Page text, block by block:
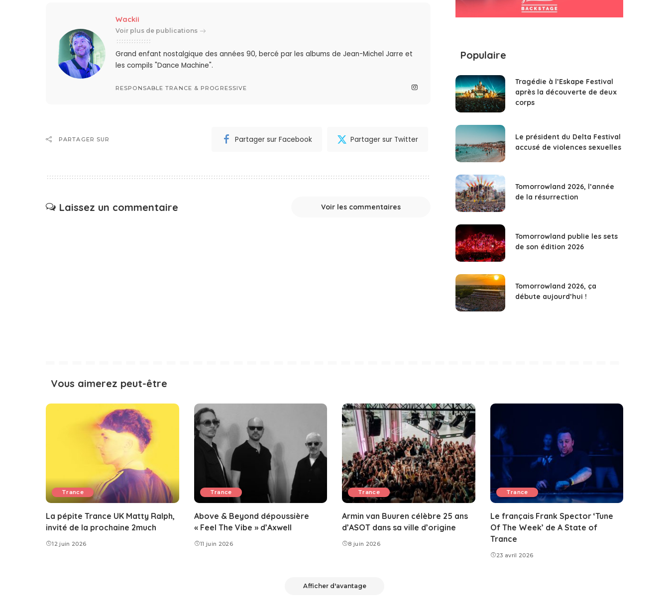
Wackii
Voir plus de publications
Grand enfant nostalgique des années 90, bercé par les albums de Jean-Michel Jarre et
les compils "Dance Machine".
RESPONSABLE TRANCE & PROGRESSIVE
PARTAGER SUR Partager sur Facebook Partager sur Twitter
Laissez un commentaire Voir les commentaires
Populaire
Tragédie à l’Eskape Festival
après la découverte de deux
corps
Le président du Delta Festival
accusé de violences sexuelles
Tomorrowland 2026, l’année
de la résurrection
Tomorrowland publie les sets
de son édition 2026
Tomorrowland 2026, ça
débute aujourd’hui !
Vous aimerez peut-être
Trance
La pépite Trance UK Matty Ralph,
invité de la prochaine 2much
12 juin 2026
Trance
Above & Beyond dépoussière
« Feel The Vibe » d’Axwell
11 juin 2026
Trance
Armin van Buuren célèbre 25 ans
d’ASOT dans sa ville d’origine
8 juin 2026
Trance
Le français Frank Spector ‘Tune
Of The Week’ de A State of
Trance
23 avril 2026
Afficher d'avantage